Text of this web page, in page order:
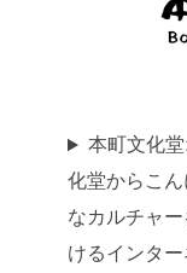
本町文化
化堂からこ
なカルチャ
けるインター